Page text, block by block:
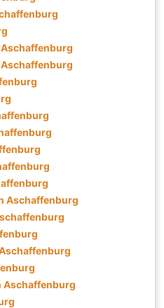
Aschaffenburg
Aschaffenburg